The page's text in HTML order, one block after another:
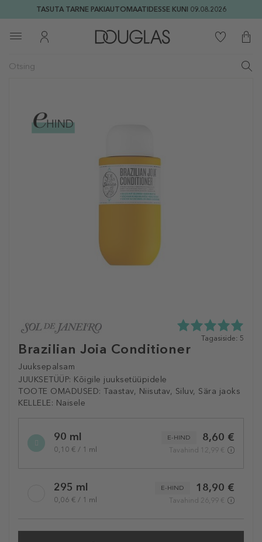
TASUTA TARNE PAKIAUTOMAATIDESSE KUNI 09.08.2026
Brazilian Joia Conditioner
Juuksepalsam
JUUKSETÜÜP: Kõigile juuksetüüpidele
TOOTE OMADUSED: Taastav, Niisutav, Siluv, Sära jaoks
KELLELE: Naisele
5.0
Tagasiside: 5
variation90 ml
0,10 € / 1 ml
8,60 €
E-HIND
Tavahind 12,99 €
295 ml
0,06 € / 1 ml
18,90 €
E-HIND
Tavahind 26,99 €